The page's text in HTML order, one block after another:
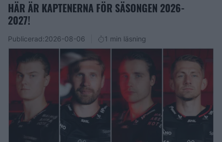
HÄR ÄR KAPTENERNA FÖR SÄSONGEN 2026-
2027!
Publicerad:2026-08-06 1 min läsning